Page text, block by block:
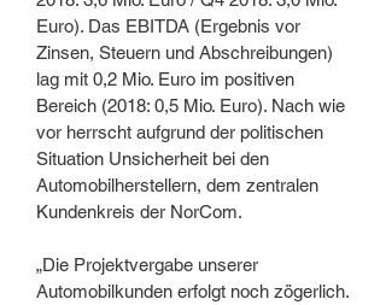
Euro). Das EBITDA (Ergebnis vor
Zinsen, Steuern und Abschreibungen)
lag mit 0,2 Mio. Euro im positiven
Bereich (2018: 0,5 Mio. Euro). Nach wie
vor herrscht aufgrund der politischen
Situation Unsicherheit bei den
Automobilherstellern, dem zentralen
Kundenkreis der NorCom.
„Die Projektvergabe unserer
Automobilkunden erfolgt noch zögerlich.